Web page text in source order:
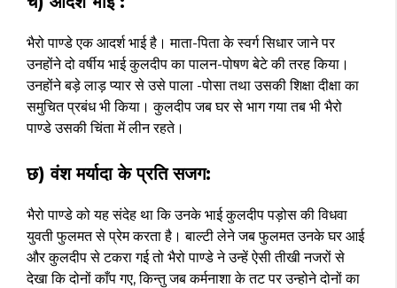
भैरो पाण्डे एक आदर्श भाई है। माता-पिता के स्वर्ग सिधार जाने पर
उनहोंने दो वर्षीय भाई कुलदीप का पालन-पोषण बेटे की तरह किया।
उनहोंने बड़े लाड़ प्यार से उसे पाला -पोसा तथा उसकी शिक्षा दीक्षा का
समुचित प्रबंध भी किया। कुलदीप जब घर से भाग गया तब भी भैरो
पाण्डे उसकी चिंता में लीन रहते।
छ) वंश मर्यादा के प्रति सजग:
भैरो पाण्डे को यह संदेह था कि उनके भाई कुलदीप पड़ोस की विधवा
युवती फुलमत से प्रेम करता है। बाल्टी लेने जब फुलमत उनके घर आई
और कुलदीप से टकरा गई तो भैरो पाण्डे ने उन्हें ऐसी तीखी नजरों से
देखा कि दोनों काँप गए, किन्तु जब कर्मनाशा के तट पर उन्होने दोनों का